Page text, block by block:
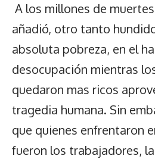
A los millones de
añadió, otro tanto
absoluta pobreza, en el
desocupación mientras
quedaron mas ricos
tragedia humana. Sin
que quienes enfrentaron
fueron los trabajadores,